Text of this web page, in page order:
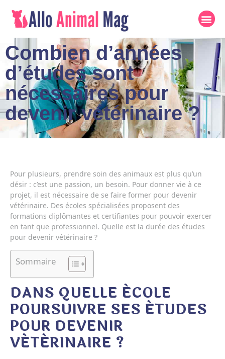
Combien d’années
d’études sont
nécessaires pour
devenir vétérinaire ?
Pour plusieurs, prendre soin des animaux est plus qu’un
désir : c’est une passion, un besoin. Pour donner vie à ce
projet, il est nécessaire de se faire former pour devenir
vétérinaire. Des écoles spécialisées proposent des
formations diplômantes et certifiantes pour pouvoir exercer
en tant que professionnel. Quelle est la durée des études
pour devenir vétérinaire ?
Sommaire
DANS QUELLE ÉCOLE
POURSUIVRE SES ÉTUDES
POUR DEVENIR
VÉTÉRINAIRE ?